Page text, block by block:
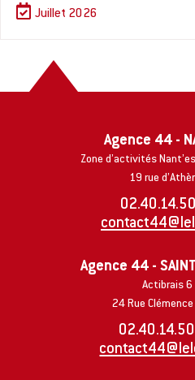
Juillet 2026
Agence 44 -
Zone d’activités
19 rue
Agence 44 -
Actibrais 6
24 Rue